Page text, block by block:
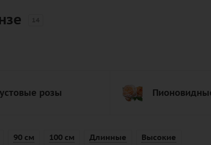
розы
90 см 100 см Длинные
Высокие